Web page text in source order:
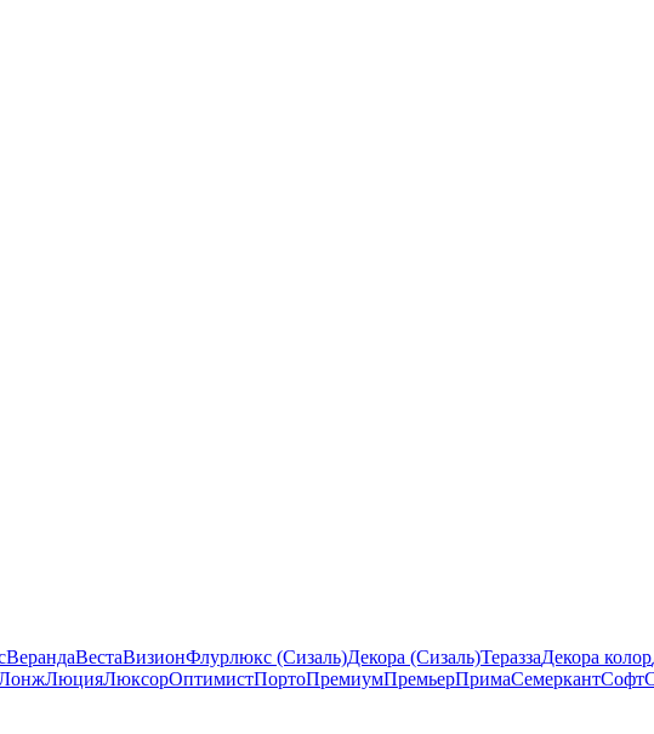
ВерандаВестаВизионФлурлюкс (Сизаль)Декора (Сизаль)ТераззаДекора колор
ЛюцияЛюксорОптимистПортоПремиумПремьерПримаСемеркантСофт